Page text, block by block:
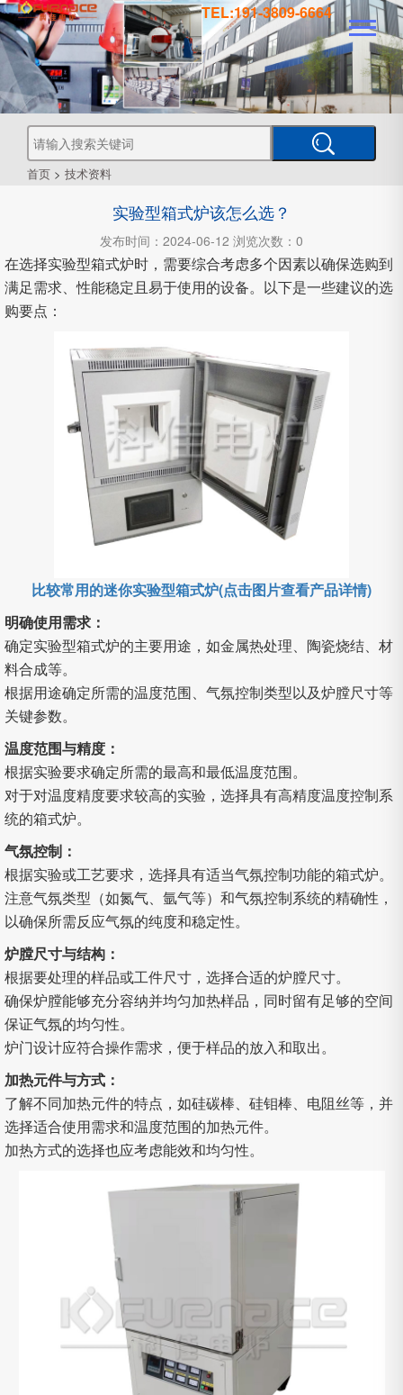
TEL:191-3809-6664
首页 > 技术资料
实验型箱式炉该怎么选？
发布时间：2024-06-12 浏览次数：0
在选择实验型箱式炉时，需要综合考虑多个因素以确保选购到
满足需求、性能稳定且易于使用的设备。以下是一些建议的选
购要点：
比较常用的迷你实验型箱式炉(点击图片查看产品详情)
明确使用需求：
确定实验型箱式炉的主要用途，如金属热处理、陶瓷烧结、材
料合成等。
根据用途确定所需的温度范围、气氛控制类型以及炉膛尺寸等
关键参数。
温度范围与精度：
根据实验要求确定所需的最高和最低温度范围。
对于对温度精度要求较高的实验，选择具有高精度温度控制系
统的箱式炉。
气氛控制：
根据实验或工艺要求，选择具有适当气氛控制功能的箱式炉。
注意气氛类型（如氮气、氩气等）和气氛控制系统的精确性，
以确保所需反应气氛的纯度和稳定性。
炉膛尺寸与结构：
根据要处理的样品或工件尺寸，选择合适的炉膛尺寸。
确保炉膛能够充分容纳并均匀加热样品，同时留有足够的空间
保证气氛的均匀性。
炉门设计应符合操作需求，便于样品的放入和取出。
加热元件与方式：
了解不同加热元件的特点，如硅碳棒、硅钼棒、电阻丝等，并
选择适合使用需求和温度范围的加热元件。
加热方式的选择也应考虑能效和均匀性。
真
空管
炉
式CVD
真
空
钎
焊
炉
真
空
烧
结
空
热
处
空
炉